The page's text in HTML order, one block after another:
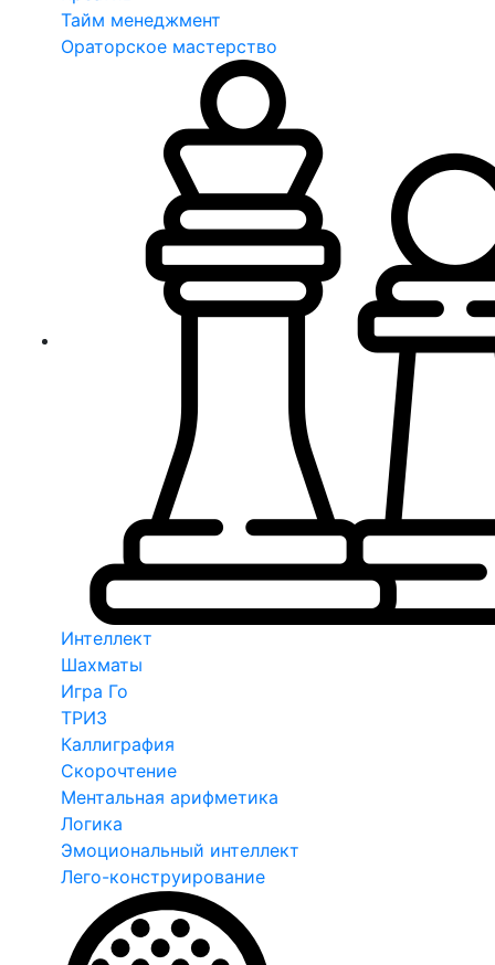
Тайм менеджмент
Ораторское мастерство
Интеллект
Шахматы
Игра Го
ТРИЗ
Каллиграфия
Скорочтение
Ментальная арифметика
Логика
Эмоциональный интеллект
Лего-конструирование